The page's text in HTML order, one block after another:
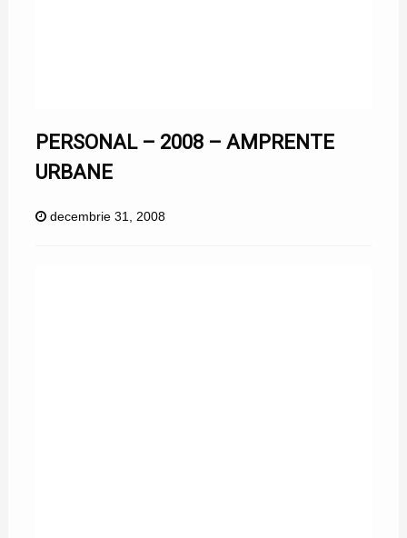
PERSONAL – 2008 – AMPRENTE
URBANE
decembrie 31, 2008